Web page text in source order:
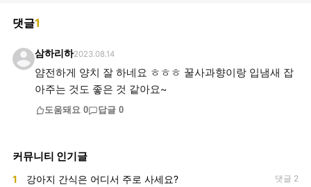
댓글1
삼하리하2023.08.14
얌전하게 양치 잘 하네요 ㅎㅎㅎ 꿀사과향이랑 입냄새 잡
아주는 것도 좋은 것 같아요~
도움돼요 0 답글 0
커뮤니티 인기글
1 강아지 간식은 어디서 주로 사세요? 댓글 2